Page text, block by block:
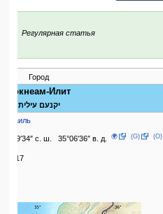
Регулярная статья
Город
Йокнеам-Илит
יקנעם עילית
Израиль
32°39′34″ с. ш. 35°06′36″ в. д. 🌍 (G) (O)
24,617